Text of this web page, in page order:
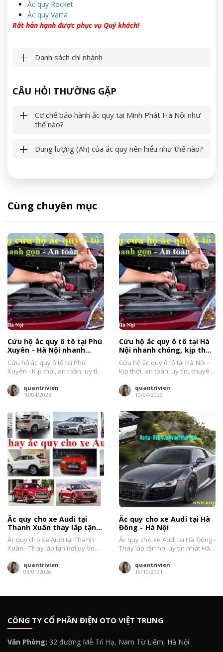
Ắc quy Rocket
Ắc quy Varta
Rất hân hạnh được phục vụ Quý khách!
Danh sách chi nhánh
CÂU HỎI THƯỜNG GẶP
Cơ chế bảo hành ắc quy tại Minh Phát Hà Nội như
thế nào?
Dung lượng (Ah) của ắc quy nên hiểu như thế nào?
Cùng chuyên mục
Cứu hộ ắc quy ô tô tại Phú
Xuyên - Hà Nội nhanh
chóng, giá tốt
Cứu hộ ắc quy ô tô tại Phú
Xuyên - Kịp thời, an toàn, uy tín
quantrivien
10/04/2023
Cứu hộ ắc quy ô tô tại Hà
Nội nhanh chóng, kịp thời,
giá tốt
Cứu hộ ắc quy ô tô tại Hà Nội -
Kịp thời, an toàn, uy tín, chuyên
quantrivien
10/04/2023
Ắc quy cho xe Audi tại
Thanh Xuân thay lắp tận
nơi, giá tốt Hà Nội 2026
Ắc quy cho xe Audi tại Thanh
Xuân - Thay lắp tận nơi uy tín
quantrivien
03/01/2026
Ắc quy cho xe Audi tại Hà
Đông - Hà Nội
Ắc quy cho xe Audi tại Hà Đông -
Thay lắp tận nơi uy tín nhất Hà
quantrivien
19/10/2021
CÔNG TY CỔ PHẦN ĐIỆN OTO VIỆT TRUNG
Văn Phòng: 32 đường Mễ Trì Hạ, Nam Từ Liêm, Hà Nội